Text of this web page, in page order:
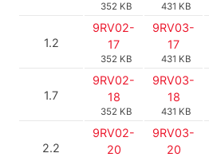
352 KB 431 KB
1.2
9RV02-
17
352 KB
9RV03-
17
431 KB
1.7
9RV02-
18
352 KB
9RV03-
18
431 KB
2.2
9RV02-
20
9RV03-
20